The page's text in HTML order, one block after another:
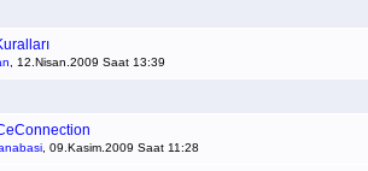
, 12.Nisan.2009 Saat 13:39
, 09.Kasim.2009 Saat 11:28